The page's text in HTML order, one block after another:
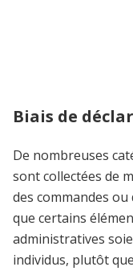
Biais de
De nombreuses
sont collectées de
des commandes
que certains
administratives
individus, plutôt